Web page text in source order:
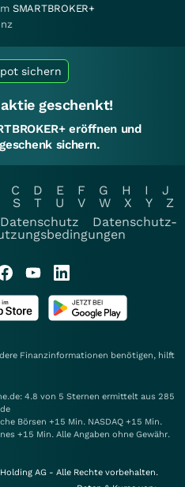
SMARTBROKER+
sichern
geschenkt!
eröffnen und
sichern.
C D E F G H I
J
S T U V W X Y
Z
Datenschutz
Datenschutz-
Finanzinformationen benötigen, hilft
4.8 von 5 Sternen ermittelt aus 285
Börsen +15 Min. NASDAQ +15 Min.
+15 Min. Alle Angaben ohne Gewähr.
AG - Alle Rechte vorbehalten.